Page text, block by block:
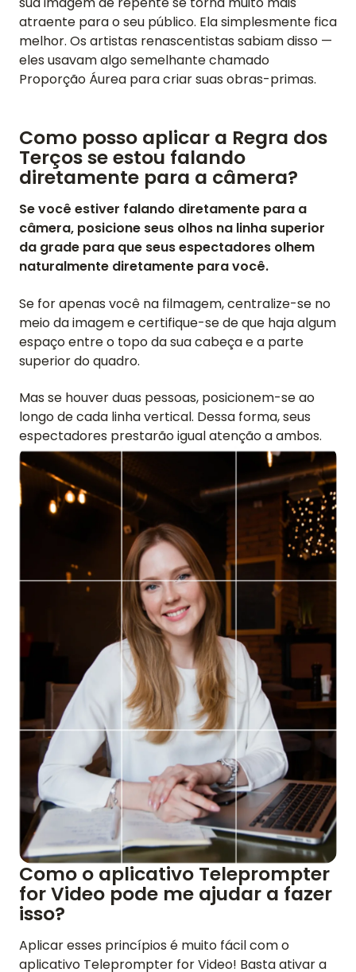
PÁGINA INICIAL
RECURSOS
atraente para o seu público. Ela simplesmente fica
melhor. Os artistas renascentistas sabiam disso —
eles usavam algo semelhante chamado
Proporção Áurea para criar suas obras-primas.
Como posso aplicar a Regra dos
Terços se estou falando
diretamente para a câmera?
Se você estiver falando diretamente para a
câmera, posicione seus olhos na linha superior
da grade para que seus espectadores olhem
naturalmente diretamente para você.
Se for apenas você na filmagem, centralize-se no
meio da imagem e certifique-se de que haja algum
espaço entre o topo da sua cabeça e a parte
superior do quadro.
Mas se houver duas pessoas, posicionem-se ao
longo de cada linha vertical. Dessa forma, seus
espectadores prestarão igual atenção a ambos.
Como o aplicativo Teleprompter
for Video pode me ajudar a fazer
isso?
Aplicar esses princípios é muito fácil com o
aplicativo Teleprompter for Video! Basta ativar a